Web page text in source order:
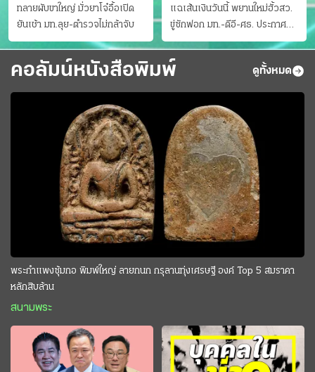
ทลายผับขาใหญ่ มั่วยาโจ๋อื้อเปิด
ยันเช้า มท.ลุย-ตำรวจไม่กล้าจับ
แฉเส้นเงินวันนี้ พยานใหม่ฮั้วสว.
ขู่ซักฟอก มท.-ดีอี-ศธ. ประกาศ
บัญชีท้องถิ่น
คอลัมน์หนังสือพิมพ์ ดูทั้งหมด
พระกำแพงซุ้มกอ พิมพ์ใหญ่ ลายกนก กรุลานทุ่งเศรษฐี องค์ Top 5 สมราคา
หลักสิบล้าน
สนามพระ